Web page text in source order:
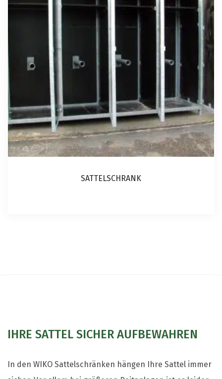
SATTELSCHRANK
IHRE SATTEL SICHER AUFBEWAHREN
In den WIKO Sattelschränken hängen Ihre Sattel immer